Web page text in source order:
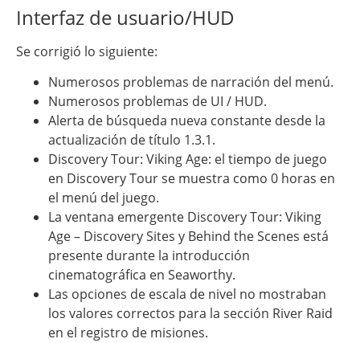
Interfaz de usuario/HUD
Se corrigió lo siguiente:
Numerosos problemas de narración del menú.
Numerosos problemas de UI / HUD.
Alerta de búsqueda nueva constante desde la
actualización de título 1.3.1.
Discovery Tour: Viking Age: el tiempo de juego
en Discovery Tour se muestra como 0 horas en
el menú del juego.
La ventana emergente Discovery Tour: Viking
Age – Discovery Sites y Behind the Scenes está
presente durante la introducción
cinematográfica en Seaworthy.
Las opciones de escala de nivel no mostraban
los valores correctos para la sección River Raid
en el registro de misiones.